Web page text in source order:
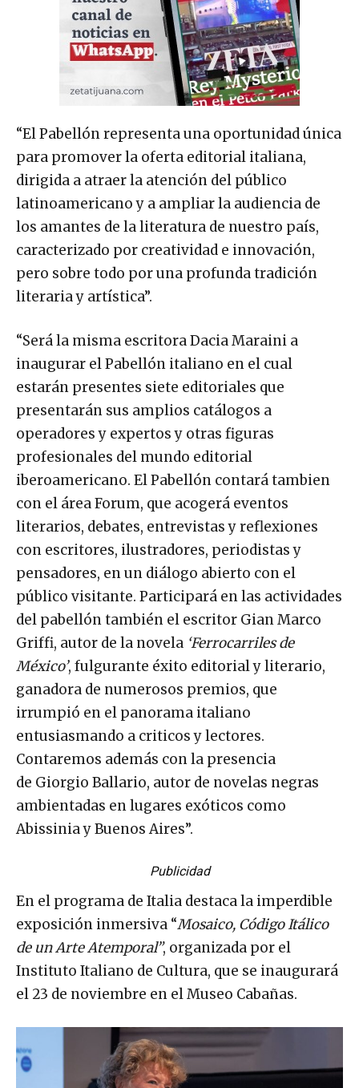
“El Pabellón representa una oportunidad única
para promover la oferta editorial italiana,
dirigida a atraer la atención del público
latinoamericano y a ampliar la audiencia de
los amantes de la literatura de nuestro país,
caracterizado por creatividad e innovación,
pero sobre todo por una profunda tradición
literaria y artística”.
“Será la misma escritora Dacia Maraini a
inaugurar el Pabellón italiano en el cual
estarán presentes siete editoriales que
presentarán sus amplios catálogos a
operadores y expertos y otras figuras
profesionales del mundo editorial
iberoamericano. El Pabellón contará tambien
con el área Forum, que acogerá eventos
literarios, debates, entrevistas y reflexiones
con escritores, ilustradores, periodistas y
pensadores, en un diálogo abierto con el
público visitante. Participará en las actividades
del pabellón también el escritor Gian Marco
Griffi, autor de la novela ‘Ferrocarriles de
México’, fulgurante éxito editorial y literario,
ganadora de numerosos premios, que
irrumpió en el panorama italiano
entusiasmando a criticos y lectores.
Contaremos además con la presencia
de Giorgio Ballario, autor de novelas negras
ambientadas en lugares exóticos como
Abissinia y Buenos Aires”.
Publicidad
En el programa de Italia destaca la imperdible
exposición inmersiva “Mosaico, Código Itálico
de un Arte Atemporal”, organizada por el
Instituto Italiano de Cultura, que se inaugurará
el 23 de noviembre en el Museo Cabañas.